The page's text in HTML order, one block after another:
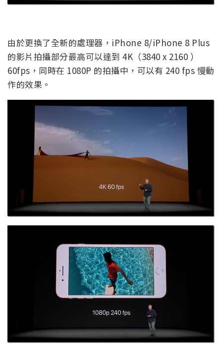
由於更換了全新的處理器，iPhone 8/iPhone 8 Plus
的影片拍攝部分最高可以達到 4K（3840 x 2160 ）
60fps，同時在 1080P 的拍攝中，可以有 240 fps 慢動
作的效果。